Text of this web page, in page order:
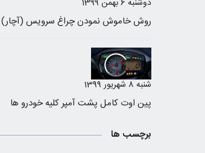
دوشنبه 6 بهمن 1399
شنبه 8 شهریور 1399
پین اوت کامل پشت آمپر کلیه خودرو ها
برچسب ها